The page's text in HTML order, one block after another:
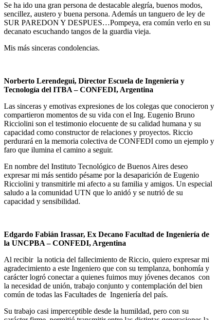
Se ha ido una gran persona de destacable alegría, buenos modos,
sencillez, austero y buena persona. Además un tanguero de ley de
SUR PAREDON Y DESPUES…Pompeya, era común verlo en su
decanato escuchando tangos de la guardia vieja.
Mis más sinceras condolencias.
Norberto Lerendegui, Director Escuela de Ingeniería y
Tecnología del ITBA– CONFEDI, Argentina
Las sinceras y emotivas expresiones de los colegas que conocieron y
compartieron momentos de su vida con el Ing. Eugenio Bruno
Ricciolini son el testimonio elocuente de su calidad humana y su
capacidad como constructor de relaciones y proyectos. Riccio
perdurará en la memoria colectiva de CONFEDI como un ejemplo y
faro que ilumina el camino a seguir.
En nombre del Instituto Tecnológico de Buenos Aires deseo
expresar mi más sentido pésame por la desaparición de Eugenio
Ricciolini y transmitirle mi afecto a su familia y amigos. Un especial
saludo a la comunidad UTN que lo anidó y se nutrió de su
capacidad y sensibilidad.
Edgardo Fabián Irassar, Ex Decano Facultad de Ingeniería de
la UNCPBA– CONFEDI, Argentina
Al recibir la noticia del fallecimiento de Riccio, quiero expresar mi
agradecimiento a este Ingeniero que con su templanza, bonhomía y
carácter logró conectar a quienes fuimos muy jóvenes decanos con
la necesidad de unión, trabajo conjunto y contemplación del bien
común de todas las Facultades de Ingeniería del país.
Su trabajo casi imperceptible desde la humildad, pero con su